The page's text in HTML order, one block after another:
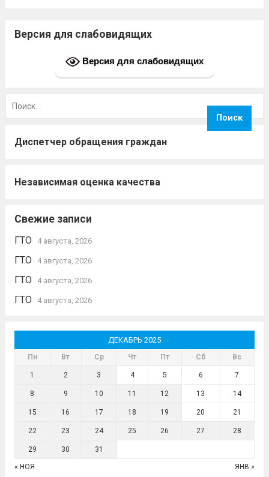
организационные меры и
информационную политику. Цель —
предотвратить противоправное
Версия для слабовидящих
Версия для слабовидящих
Диспетчер обращения граждан
Независимая оценка качества
Свежие записи
ГТО 4 августа, 2026
ГТО 4 августа, 2026
ГТО 4 августа, 2026
ГТО 4 августа, 2026
ДЕКАБРЬ 2025
Пн Вт Ср Чт Пт Сб Вс
1 2 3 4 5 6 7
8 9 10 11 12 13 14
15 16 17 18 19 20 21
22 23 24 25 26 27 28
29 30 31
« НОЯ ЯНВ »